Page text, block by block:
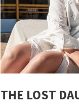
THE LOST